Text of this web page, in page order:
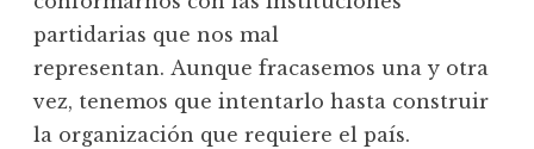
partidarias que nos mal
representan. Aunque fracasemos una y otra
vez, tenemos que intentarlo hasta construir
la organización que requiere el país.